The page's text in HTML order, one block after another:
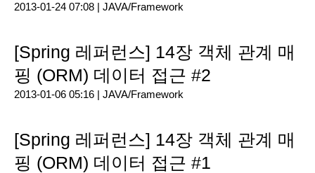
2013-01-24 07:08 | JAVA/Framework
[Spring 레퍼런스] 14장 객체 관계 매
핑 (ORM) 데이터 접근 #2
2013-01-06 05:16 | JAVA/Framework
[Spring 레퍼런스] 14장 객체 관계 매
핑 (ORM) 데이터 접근 #1